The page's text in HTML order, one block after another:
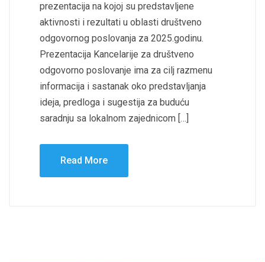
prezentacija na kojoj su predstavljene
aktivnosti i rezultati u oblasti društveno
odgovornog poslovanja za 2025.godinu.
Prezentacija Kancelarije za društveno
odgovorno poslovanje ima za cilj razmenu
informacija i sastanak oko predstavljanja
ideja, predloga i sugestija za buduću
saradnju sa lokalnom zajednicom […]
Read More